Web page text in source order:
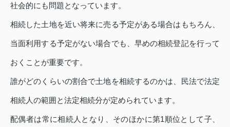
社会的にも問題となっています。
相続した土地を近い将来に売る予定がある場合はもちろん、
当面利用する予定がない場合でも、早めの相続登記を行って
おくことが重要です。
誰がどのくらいの割合で土地を相続するのかは、民法で法定
相続人の範囲と法定相続分が定められています。
配偶者は常に相続人となり、そのほかに第1順位として子、